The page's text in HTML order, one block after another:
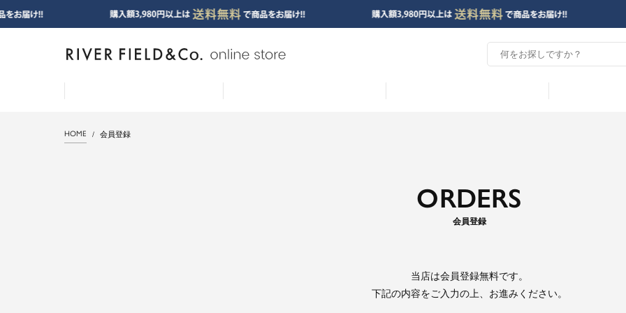
HOME 会員登録
ORDERS
会員登録
当店は会員登録無料です。
下記の内容をご入力の上、お進みください。